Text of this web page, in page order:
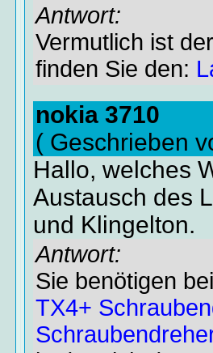
Antwort:
Vermutlich ist
finden Sie den:
nokia 3710
( Geschrieben
Hallo, welches
Austausch des
und Klingelton.
Antwort:
Sie benötigen
TX4+